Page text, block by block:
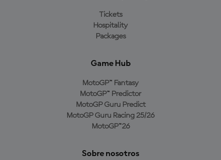
Tickets
Hospitality
Packages
Game Hub
MotoGP™ Fantasy
MotoGP™ Predictor
MotoGP Guru Predict
MotoGP Guru Racing 25/26
MotoGP™26
Sobre nosotros